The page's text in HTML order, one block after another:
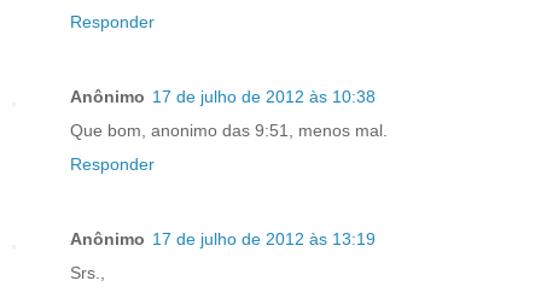
Responder
Anônimo 17 de julho de 2012 às 10:38
Que bom, anonimo das 9:51, menos mal.
Responder
Anônimo 17 de julho de 2012 às 13:19
Srs.,